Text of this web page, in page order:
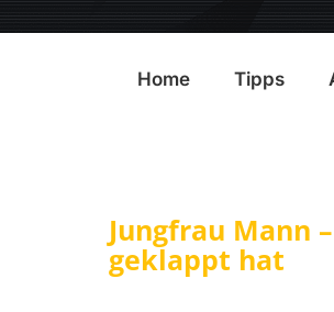
Home Tipps
Jungfrau Mann
geklappt hat